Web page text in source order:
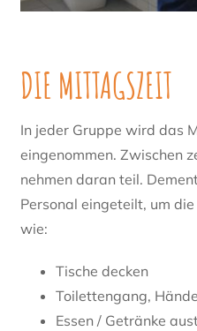
DIE MITTAGSZEIT
In jeder Gruppe wird das
eingenommen. Zwischen
nehmen daran teil.
Personal eingeteilt, um
wie:
Tische decken
Toilettengang,
Essen / Getränke